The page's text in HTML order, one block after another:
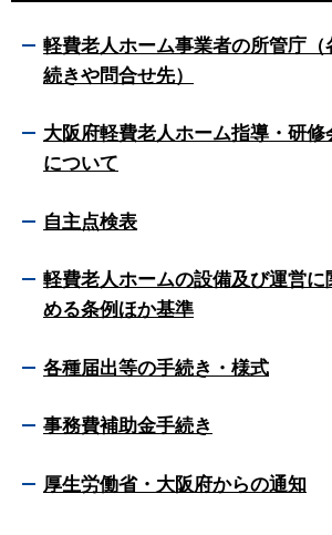
軽費老人ホーム事業者の所管庁（
続きや問合せ先）
大阪府軽費老人ホーム指導・研修
について
自主点検表
軽費老人ホームの設備及び運営に
める条例ほか基準
各種届出等の手続き・様式
事務費補助金手続き
厚生労働省・大阪府からの通知